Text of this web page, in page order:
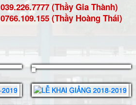
039.226.7777 (Thầy Gia Thành)
0766.109.155 (Thầy Hoàng Thái)